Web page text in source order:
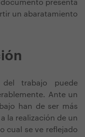
presenta
un abaratamiento
trabajo puede
Ante un
han de ser más
la realización de un
cual se ve reflejado